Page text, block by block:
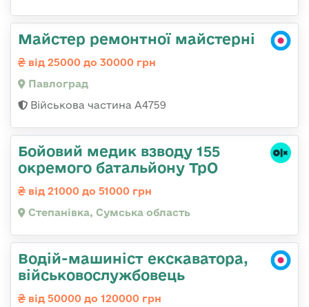
Майстер ремонтної майстерні
від 25000 до 30000 грн
Павлоград
Військова частина А4759
Бойовий медик взводу 155
окремого батальйону ТрО
від 21000 до 51000 грн
Степанівка, Сумська область
Водій-машиніст екскаватора,
військовослужбовець
від 50000 до 120000 грн